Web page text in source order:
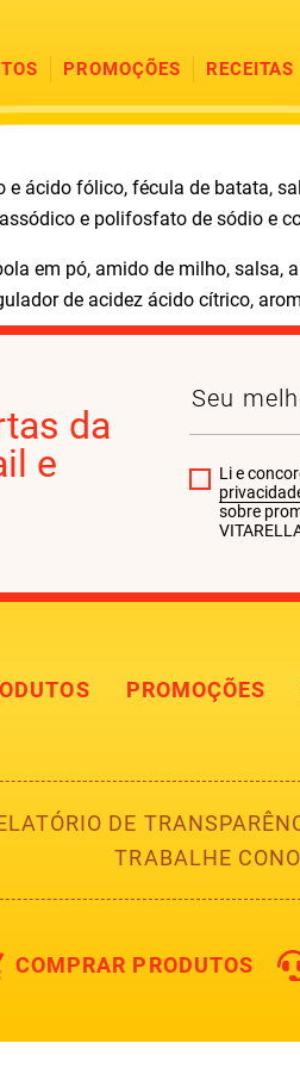
PROMOÇÕES RECEITAS
ácido fólico, fécula de batata,
e polifosfato de sódio e
em pó, amido de milho,
de acidez ácido cítrico,
da
e
Li e
sobre
PROMOÇÕES
DE
TRABALHE
COMPRAR PRODUTOS